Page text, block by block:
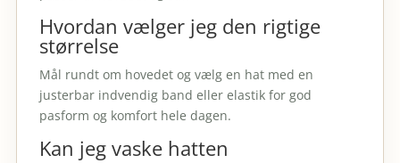
Hvordan vælger jeg den rigtige
størrelse
Mål rundt om hovedet og vælg en hat med en
justerbar indvendig band eller elastik for god
pasform og komfort hele dagen.
Kan jeg vaske hatten